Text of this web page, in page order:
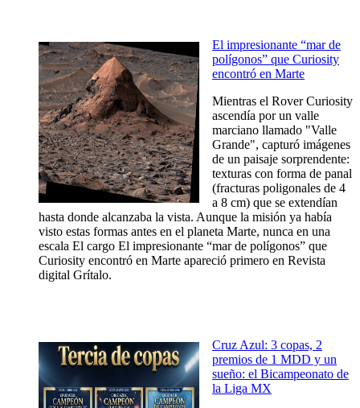
El impresionante “mar de
polígonos” que Curiosity
encontró en Marte
Mientras el Rover Curiosity
ascendía por un valle
marciano llamado "Valle
Grande", capturó imágenes
de un paisaje sorprendente:
texturas con forma de panal
(fracturas poligonales de 4
a 8 cm) que se extendían
hasta donde alcanzaba la vista. Aunque la misión ya había
visto estas formas antes en el planeta Marte, nunca en una
escala El cargo El impresionante “mar de polígonos” que
Curiosity encontró en Marte apareció primero en Revista
digital Grítalo.
Cruz Azul: 3 copas, 2
premios de 1 MDD y un
sueño: el Bicampeonato de
la Liga MX